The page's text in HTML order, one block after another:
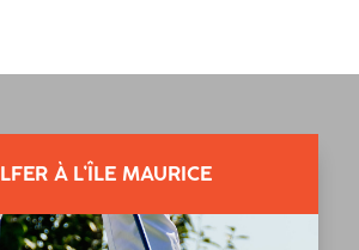
À L’ÎLE MAURICE